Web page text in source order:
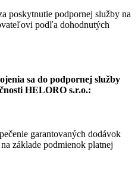
poskytnutie podpornej služby na
podľa dohodnutých
sa do podpornej služby
HELORO s.r.o.:
garantovaných dodávok
základe podmienok platnej